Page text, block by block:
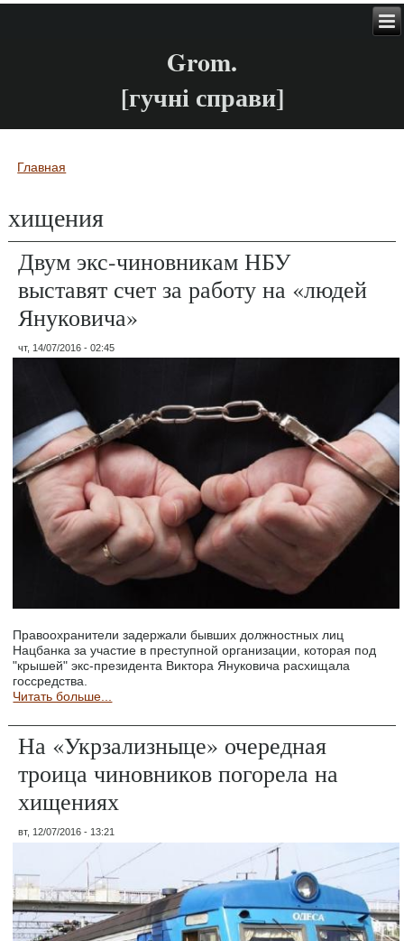
Grom.
[гучні справи]
Вы здесь
Главная
хищения
Двум экс-чиновникам НБУ
выставят счет за работу на «людей
Януковича»
чт, 14/07/2016 - 02:45
Правоохранители задержали бывших должностных лиц
Нацбанка за участие в преступной организации, которая под
"крышей" экс-президента Виктора Януковича расхищала
госсредства.
Читать больше...
На «Укрзализныце» очередная
троица чиновников погорела на
хищениях
вт, 12/07/2016 - 13:21